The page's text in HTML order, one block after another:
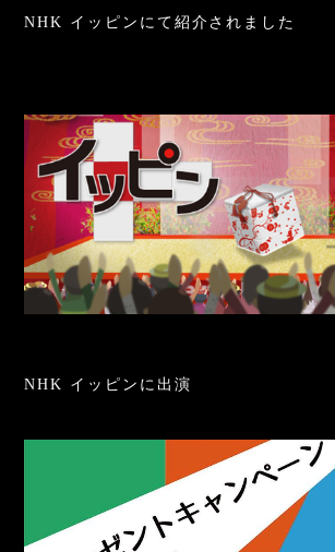
NHK イッピンにて紹介されました
NHK イッピンに出演